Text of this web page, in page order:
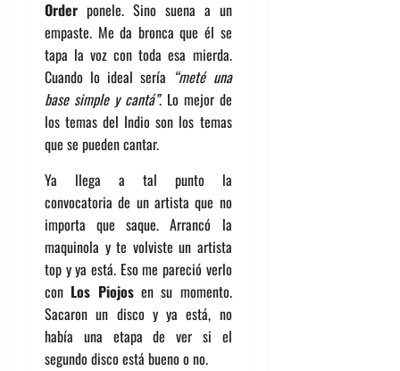
Order ponele. Sino suena a un
empaste. Me da bronca que él se
tapa la voz con toda esa mierda.
Cuando lo ideal sería “meté una
base simple y cantá”. Lo mejor de
los temas del Indio son los temas
que se pueden cantar.
Ya llega a tal punto la
convocatoria de un artista que no
importa que saque. Arrancó la
maquinola y te volviste un artista
top y ya está. Eso me pareció verlo
con Los Piojosen su momento.
Sacaron un disco y ya está, no
había una etapa de ver si el
segundo disco está bueno o no.